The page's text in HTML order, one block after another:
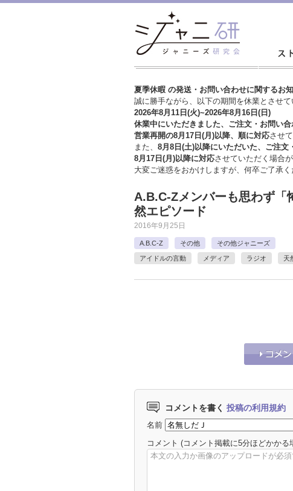
夏季休暇 の発送・お問い合わせに関するお
誠に勝手ながら、以下の期間を休業とさせて
2026年8月11日(火)~2026年8月16日(日)
休業中にいただきました、ご注文・お問い合
営業再開の8月17日(月)以降、順に対応させ
また、 8月8日(土)以降にいただいた、ご注文
8月17日(月)以降に対応させていただく場合が
大変ご迷惑をおかけしますが、 何卒ご了承く
A.B.C-Zメンバーも思わず「
然エピソード
2016年9月25日
A.B.C-Z その他 その他ジャニーズ
アイドルの言動 メディア ラジオ 天
コメントを書く 投稿の利用規約
名前
コメント (コメント掲載に5分ほどかかる